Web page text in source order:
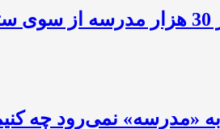
«مدرسه» نمی‌رود‌ چه